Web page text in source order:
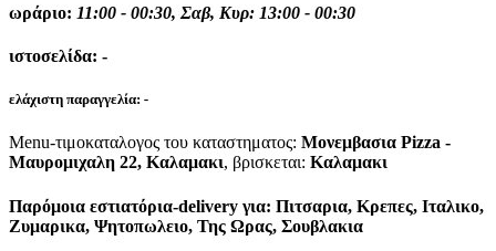
ωράριο: 11:00 - 00:30, Σαβ, Κυρ: 13:00 - 00:30
ιστοσελίδα: -
ελάχιστη παραγγελία: -
Menu-τιμοκαταλογος του καταστηματος: Μονεμβασια Pizza -
Μαυρομιχαλη 22, Καλαμακι, βρισκεται: Καλαμακι
Παρόμοια εστιατόρια-delivery για: Πιτσαρια, Κρεπες, Ιταλικο,
Ζυμαρικα, Ψητοπωλειο, Της Ωρας, Σουβλακια